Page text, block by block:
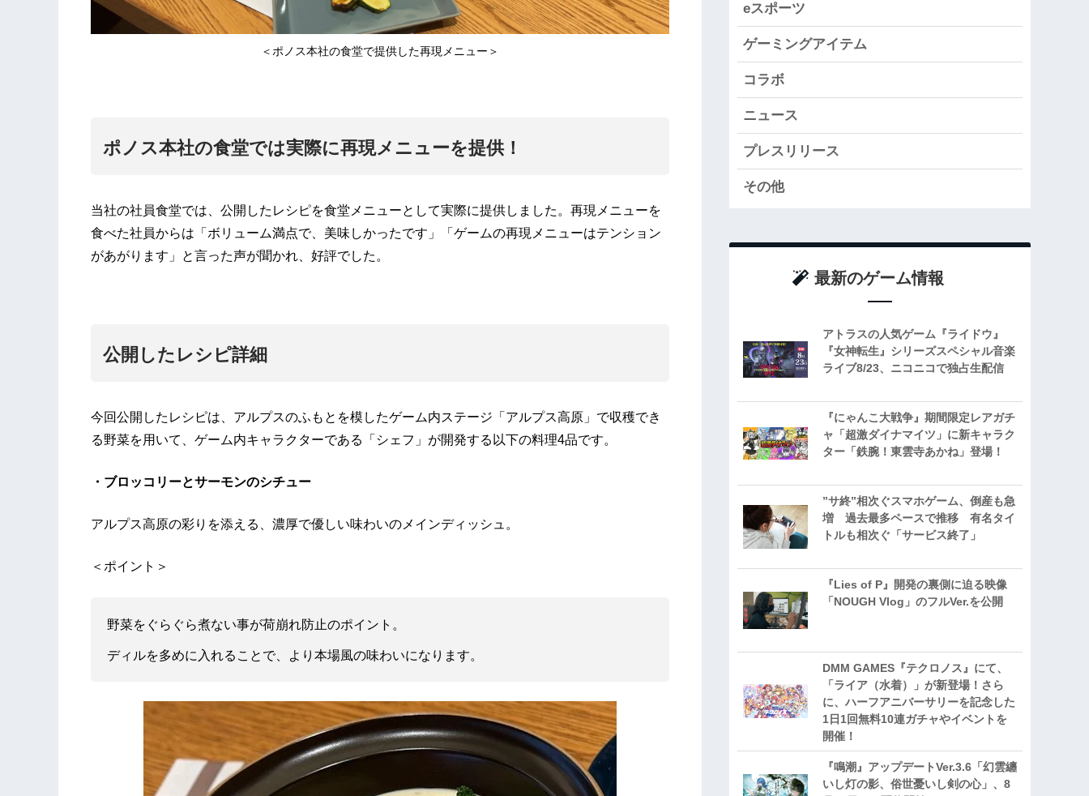
＜ポノス本社の食堂で提供した再現メニュー＞
ポノス本社の食堂では実際に再現メニューを提供！
当社の社員食堂では、公開したレシピを食堂メニューとして実際に提供しました。再現メニューを
食べた社員からは「ボリューム満点で、美味しかったです」「ゲームの再現メニューはテンション
があがります」と言った声が聞かれ、好評でした。
公開したレシピ詳細
今回公開したレシピは、アルプスのふもとを模したゲーム内ステージ「アルプス高原」で収穫でき
る野菜を用いて、ゲーム内キャラクターである「シェフ」が開発する以下の料理4品です。
・ブロッコリーとサーモンのシチュー
アルプス高原の彩りを添える、濃厚で優しい味わいのメインディッシュ。
＜ポイント＞
野菜をぐらぐら煮ない事が荷崩れ防止のポイント。
ディルを多めに入れることで、より本場風の味わいになります。
eスポーツ
ゲーミングアイテム
コラボ
ニュース
プレスリリース
その他
最新のゲーム情報
アトラスの人気ゲーム『ライドウ』
『女神転生』シリーズスペシャル音楽
ライブ8/23、ニコニコで独占生配信
『にゃんこ大戦争』期間限定レアガチ
ャ「超激ダイナマイツ」に新キャラク
ター「鉄腕！東雲寺あかね」登場！
”サ終”相次ぐスマホゲーム、倒産も急
増 過去最多ペースで推移 有名タイ
トルも相次ぐ「サービス終了」
『Lies of P』開発の裏側に迫る映像
「NOUGH Vlog」のフルVer.を公開
DMM GAMES『テクロノス』にて、
「ライア（水着）」が新登場！さら
に、ハーフアニバーサリーを記念した
1日1回無料10連ガチャやイベントを
開催！
『鳴潮』アップデートVer.3.6「幻雲纏
いし灯の影、俗世憂いし剣の心」、8